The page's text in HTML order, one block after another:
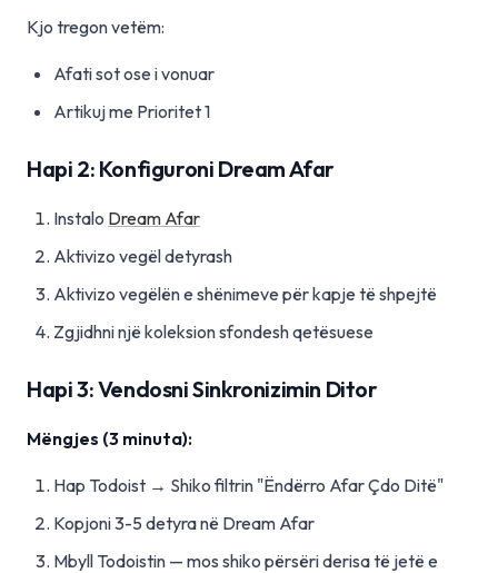
Kjo tregon vetëm:
Afati sot ose i vonuar
Artikuj me Prioritet 1
Hapi 2: Konfiguroni Dream Afar
Instalo Dream Afar
Aktivizo vegël detyrash
Aktivizo vegëlën e shënimeve për kapje të shpejtë
Zgjidhni një koleksion sfondesh qetësuese
Hapi 3: Vendosni Sinkronizimin Ditor
Mëngjes (3 minuta):
Hap Todoist → Shiko filtrin "Ëndërro Afar Çdo Ditë"
Kopjoni 3-5 detyra në Dream Afar
Mbyll Todoistin — mos shiko përsëri derisa të jetë e